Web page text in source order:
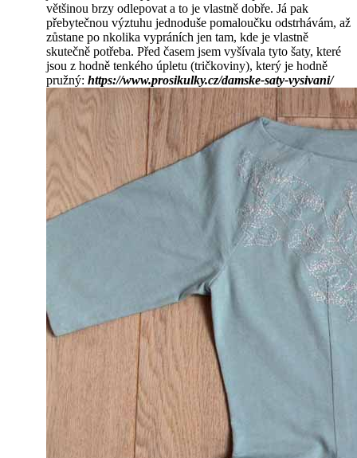
většinou brzy odlepovat a to je vlastně dobře. Já pak
přebytečnou výztuhu jednoduše pomaloučku odstrhávám, až
zůstane po nkolika vypráních jen tam, kde je vlastně
skutečně potřeba. Před časem jsem vyšívala tyto šaty, které
jsou z hodně tenkého úpletu (tričkoviny), který je hodně
pružný: https://www.prosikulky.cz/damske-saty-vysivani/